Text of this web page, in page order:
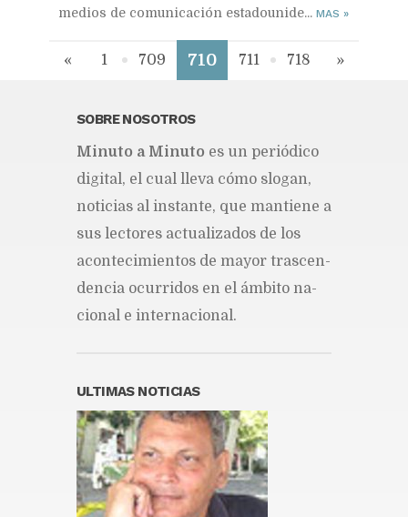
medios de comunicación estadounide... MAS »
« 1 709 710 711 718 »
SOBRE NOSOTROS
Mi­nu­to a Mi­nu­to es un pe­rió­di­co
di­gi­tal, el cual lle­va cómo slo­gan,
no­ti­cias al ins­tan­te, que man­tie­ne a
sus lec­to­res ac­tua­li­za­dos de los
acon­te­ci­mien­tos de ma­yor tras­cen­
den­cia ocu­rri­dos en el ám­bi­to na­
cio­nal e in­ter­na­cio­nal.
ULTIMAS NOTICIAS